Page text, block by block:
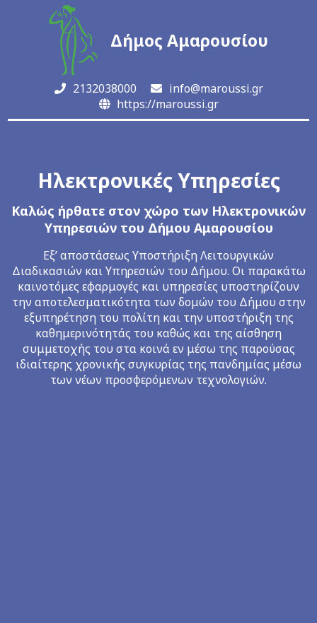
Δήμος Αμαρουσίου
2132038000
info@maroussi.gr
https://maroussi.gr
Ηλεκτρονικές Υπηρεσίες
Καλώς ήρθατε στον χώρο των Ηλεκτρονικών
Υπηρεσιών του Δήμου Αμαρουσίου
Εξ’ αποστάσεως Υποστήριξη Λειτουργικών
Διαδικασιών και Υπηρεσιών του Δήμου. Οι παρακάτω
καινοτόμες εφαρμογές και υπηρεσίες υποστηρίζουν
την αποτελεσματικότητα των δομών του Δήμου στην
εξυπηρέτηση του πολίτη και την υποστήριξη της
καθημερινότητάς του καθώς και της αίσθηση
συμμετοχής του στα κοινά εν μέσω της παρούσας
ιδιαίτερης χρονικής συγκυρίας της πανδημίας μέσω
των νέων προσφερόμενων τεχνολογιών.